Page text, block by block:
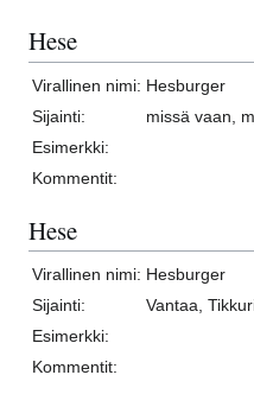
Hese
Virallinen nimi: Hesburger
Sijainti:
missä vaan,
Esimerkki:
Kommentit:
Hese
Virallinen nimi: Hesburger
Sijainti:
Vantaa,
Esimerkki:
Kommentit: